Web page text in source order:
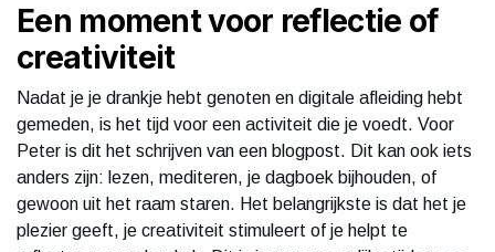
Een moment voor reflectie of
creativiteit
Nadat je je drankje hebt genoten en digitale afleiding hebt
gemeden, is het tijd voor een activiteit die je voedt. Voor
Peter is dit het schrijven van een blogpost. Dit kan ook iets
anders zijn: lezen, mediteren, je dagboek bijhouden, of
gewoon uit het raam staren. Het belangrijkste is dat het je
plezier geeft, je creativiteit stimuleert of je helpt te